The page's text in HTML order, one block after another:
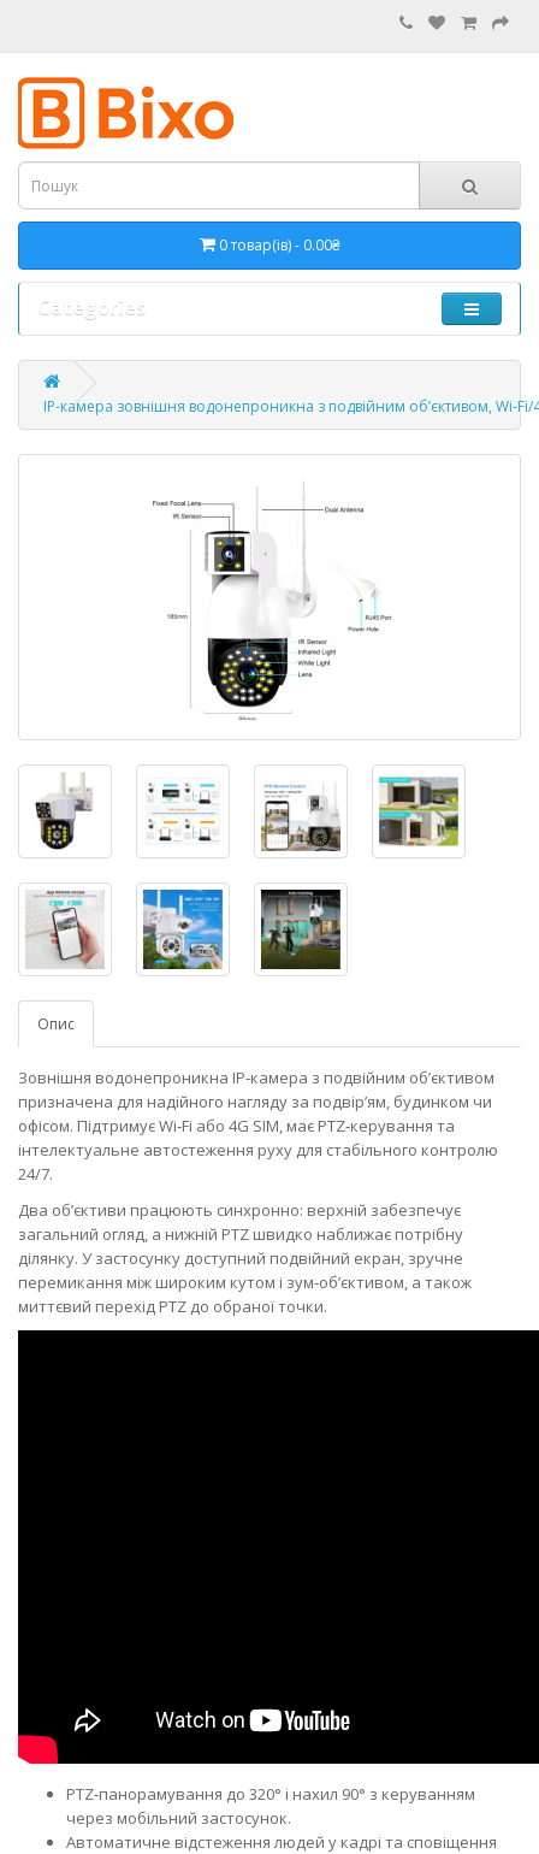
0 товар(ів) - 0.00₴
Categories
IP-камера зовнішня водонепроникна з подвійним об’єктивом, Wi‑Fi/
Опис
Зовнішня водонепроникна IP‑камера з подвійним об’єктивом
призначена для надійного нагляду за подвір’ям, будинком чи
офісом. Підтримує Wi‑Fi або 4G SIM, має PTZ‑керування та
інтелектуальне автостеження руху для стабільного контролю
24/7.
Два об’єктиви працюють синхронно: верхній забезпечує
загальний огляд, а нижній PTZ швидко наближає потрібну
ділянку. У застосунку доступний подвійний екран, зручне
перемикання між широким кутом і зум‑об’єктивом, а також
миттєвий перехід PTZ до обраної точки.
PTZ‑панорамування до 320° і нахил 90° з керуванням
через мобільний застосунок.
Автоматичне відстеження людей у кадрі та сповіщення